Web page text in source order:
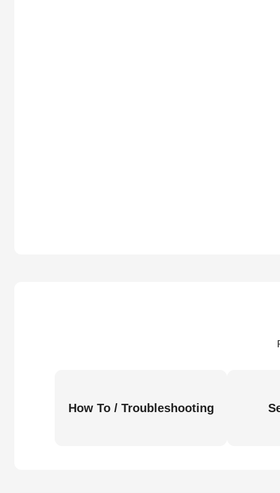
How To / Troubleshooting